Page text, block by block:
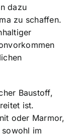
dazu
zu schaffen.
Baustoff,
ist.
oder Marmor,
im